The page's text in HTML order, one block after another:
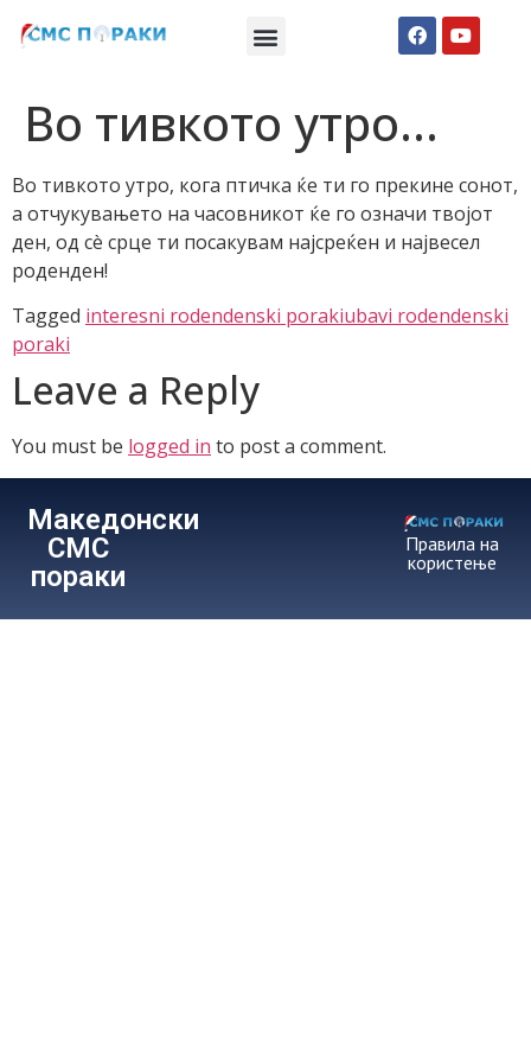
Во тивкото утро…
Во тивкото утро, кога птичка ќе ти го прекине сонот,
а отчукувањето на часовникот ќе го означи твојот
ден, од сè срце ти посакувам најсреќен и највесел
роденден!
Tagged interesni rodendenski porakiubavi rodendenski
poraki
Leave a Reply
You must be logged in to post a comment.
Македонски
СМС
пораки
Правила на
користење